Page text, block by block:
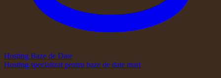
Hosting Baze de Date
Hosting specializat pentru baze de date mari